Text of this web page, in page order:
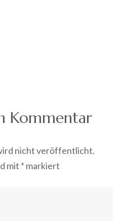
Kommentar
nicht veröffentlicht.
mit * markiert